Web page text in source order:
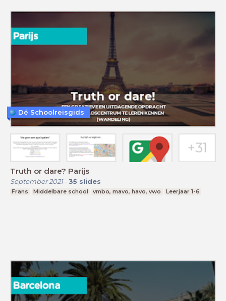
Truth or dare? Parijs
September 2021- 35 slides
Frans Middelbare school vmbo, mavo, havo, vwo Leerjaar 1-6
Dé Schoolreisgids